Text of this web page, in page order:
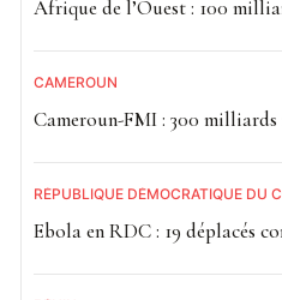
Afrique de l’Ouest : 100
CAMEROUN
Cameroun-FMI : 300
RÉPUBLIQUE DÉMOCRATIQUE DU
Ebola en RDC : 19 déplacés